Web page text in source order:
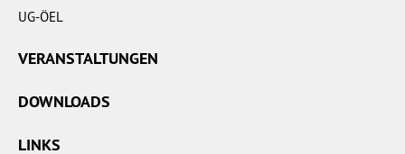
UG-ÖEL
VERANSTALTUNGEN
DOWNLOADS
LINKS